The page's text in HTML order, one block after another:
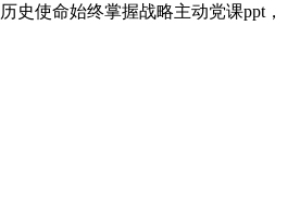
史使命始终掌握战略主动党课ppt，